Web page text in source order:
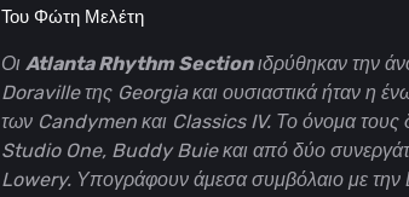
Του Φώτη Μελέτη
Οι Atlanta Rhythm Sectionιδρύθηκαν την
Doraville της Georgia και ουσιαστικά ήταν η
των Candymen και Classics IV. Το όνομα τους
Studio One, Buddy Buie και από δύο
Lowery. Υπογράφουν άμεσα συμβόλαιο με την